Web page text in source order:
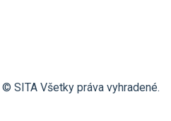
© SITA Všetky práva vyhradené.